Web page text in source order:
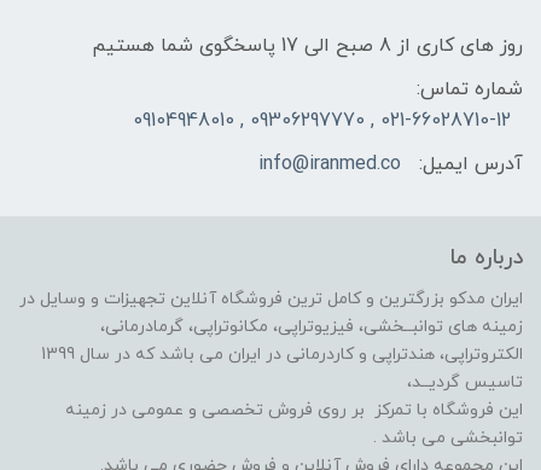
روز های کاری از 8 صبح الی 17 پاسخگوی شما هستیم
شماره تماس:
021-66028710-12 , 09306297770 , 09104948010
آدرس ایمیل:
info@iranmed.co
درباره ما
ایران مدکو بزرگترین و کامل ترین فروشگاه آنلاین تجهیزات و وسایل در
زمینه های توانبــخشی، فیزیوتراپی، مکانوتراپی، گرمادرمانی،
الکتروتراپی، هندتراپی و کاردرمانی در ایران می باشد که در سال 1399
تاسیس گردیــد،
این فروشگاه با تمرکز بر روی فروش تخصصی و عمومی در زمینه
توانبخشی می باشد .